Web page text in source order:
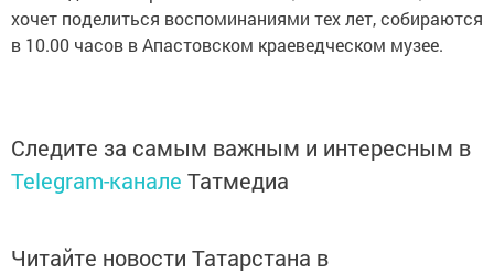
хочет поделиться воспоминаниями тех лет, собираются
в 10.00 часов в Апастовском краеведческом музее.
Следите за самым важным и интересным в
Telegram-канале Татмедиа
Читайте новости Татарстана в